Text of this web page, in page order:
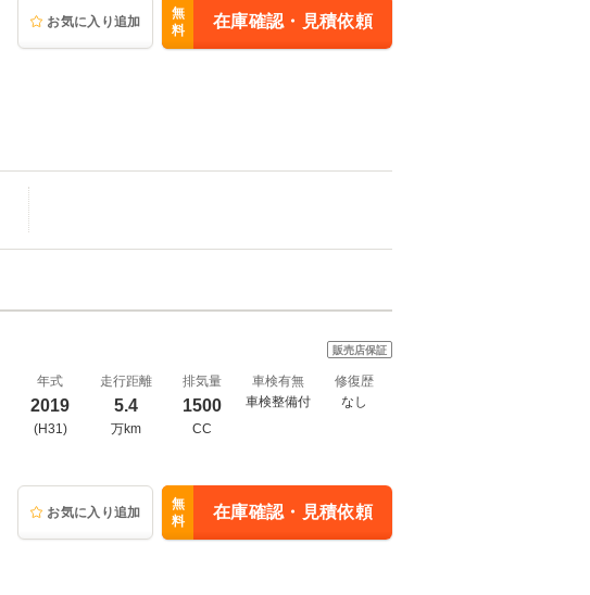
お気に入り追加
無
料
在庫確認・見積依頼
販売店保証
年式
2019
(H31)
走行距離
5.4
万km
排気量
1500
CC
車検有無
車検整備付
修復歴
なし
お気に入り追加
無
料
在庫確認・見積依頼